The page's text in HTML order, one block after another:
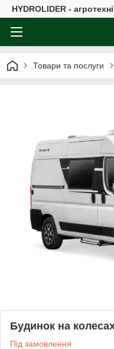
HYDROLIDER -
Товари та послуги
Будинок на
Під замовлення